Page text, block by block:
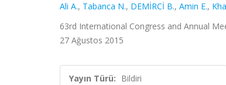
Ali A., Tabanca N., DEMİRCİ B., Amin E.,
63rd International Congress and Annual
27 Ağustos 2015
Yayın Türü: Bildiri